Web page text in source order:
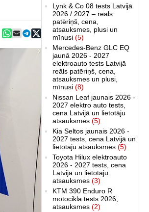
Lynk & Co 08 tests Latvijā
2026 / 2027 – reāls
patēriņš, cena,
atsauksmes, plusi un
mīnusi (5)
Mercedes-Benz GLC EQ
jaunā 2026 - 2027
elektroauto tests Latvijā
reāls patēriņš, cena,
atsauksmes un plusi,
mīnusi (8)
Nissan Leaf jaunais 2026 -
2027 elektro auto tests,
cena Latvijā un lietotāju
atsauksmes (5)
Kia Seltos jaunais 2026 -
2027 tests, cena Latvijā un
lietotāju atsauksmes (5)
Toyota Hilux elektroauto
2026 - 2027 tests, cena
Latvijā un lietotāju
atsauksmes (3)
KTM 390 Enduro R
motocikla tests 2026,
atsauksmes (2)